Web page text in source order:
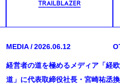
MEDIA 2026.06.12
経営者の道を極めるメディア「経
道」に代表取締役社長・宮崎祐丞